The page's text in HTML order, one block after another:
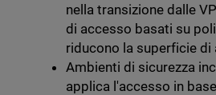
nella transizione dalle
di accesso basati su
riducono la superficie di
Ambienti di sicurezza
applica l'accesso in